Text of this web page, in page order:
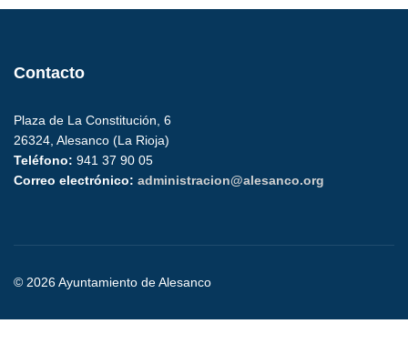
Contacto
Plaza de La Constitución, 6
26324, Alesanco (La Rioja)
Teléfono: 941 37 90 05
Correo electrónico: administracion@alesanco.org
© 2026 Ayuntamiento de Alesanco